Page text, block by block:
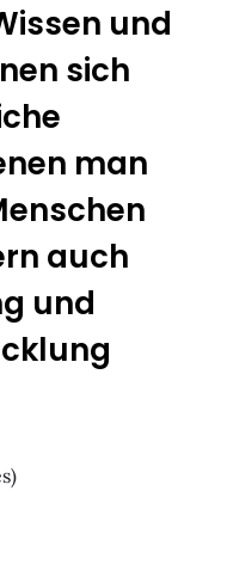
und
sich
man
auch
und